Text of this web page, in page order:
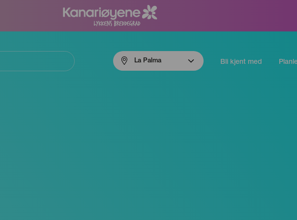
navigation
La Palma Bli kjent med